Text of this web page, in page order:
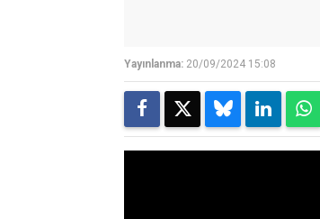
Yayınlanma: 20/09/2024 15:08